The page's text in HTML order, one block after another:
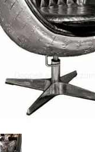
Doppelt antippen zum
vergrößern